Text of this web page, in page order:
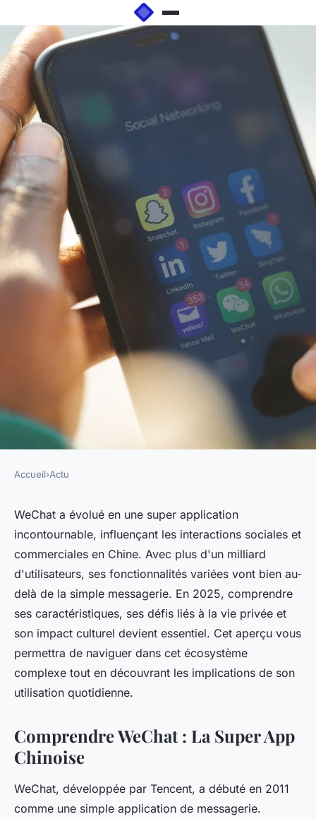
Wechat : comprendre la super
app chinoise en 2025
Emma•24 août 2025•4 min de lecture
Accueil›Actu
WeChat a évolué en une super application
incontournable, influençant les interactions sociales et
commerciales en Chine. Avec plus d'un milliard
d'utilisateurs, ses fonctionnalités variées vont bien au-
delà de la simple messagerie. En 2025, comprendre
ses caractéristiques, ses défis liés à la vie privée et
son impact culturel devient essentiel. Cet aperçu vous
permettra de naviguer dans cet écosystème
complexe tout en découvrant les implications de son
utilisation quotidienne.
Comprendre WeChat : La Super App
Chinoise
WeChat, développée par Tencent, a débuté en 2011
comme une simple application de messagerie.